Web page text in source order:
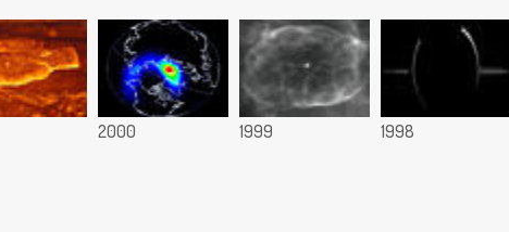
2000 1999 1998